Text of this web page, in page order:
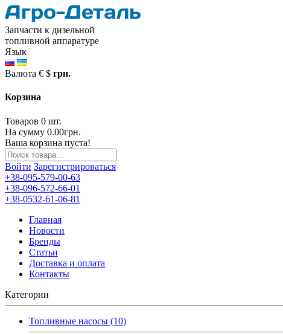
Запчасти к дизельной
топливной аппаратуре
Язык
Валюта € $ грн.
Корзина
Товаров 0 шт.
На сумму 0.00грн.
Ваша корзина пуста!
Войти Зарегистрироваться
+38-095-579-00-63
+38-096-572-66-01
+38-0532-61-06-81
Главная
Новости
Бренды
Статьи
Доставка и оплата
Контакты
Категории
Топливные насосы (10)